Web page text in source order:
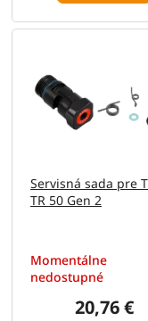
Servisná sada pre
TR 50 Gen 2
Momentálne
nedostupné
20,76 €